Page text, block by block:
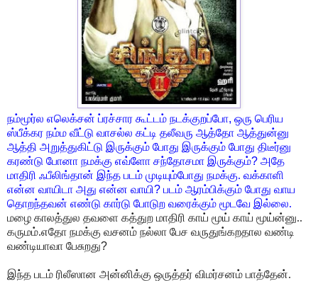
நம்மூர்ல எலெக்சன் ப்ரச்சார கூட்டம் நடக்குறப்போ, ஒரு பெரிய
ஸ்பீக்கர நம்ம வீட்டு வாசல்ல கட்டி தலீவரு ஆத்தோ ஆத்துன்னு
ஆத்தி அறுத்துகிட்டு இருக்கும் போது இருக்கும் போது திடீர்னு
கரண்டு போனா நமக்கு எவ்ளோ சந்தோசமா இருக்கும்? அதே
மாதிரி ஃபீலிங்தான் இந்த படம் முடியும்போது நமக்கு. வக்காளி
என்ன வாயிடா அது என்ன வாயி? படம் ஆரம்பிக்கும் போது வாய
தொறந்தவன் எண்டு கார்டு போடுற வரைக்கும் மூடவே இல்லை.
மழை காலத்துல தவளை கத்துற மாதிரி காய் மூய் காய் மூய்ன்னு..
கருமம்.எதோ நமக்கு வசனம் நல்லா பேச வருதுங்கறதால வண்டி
வண்டியாவா பேசுறது?
இந்த படம் ரிலீஸான அன்னிக்கு ஒருத்தர் விமர்சனம் பாத்தேன்.